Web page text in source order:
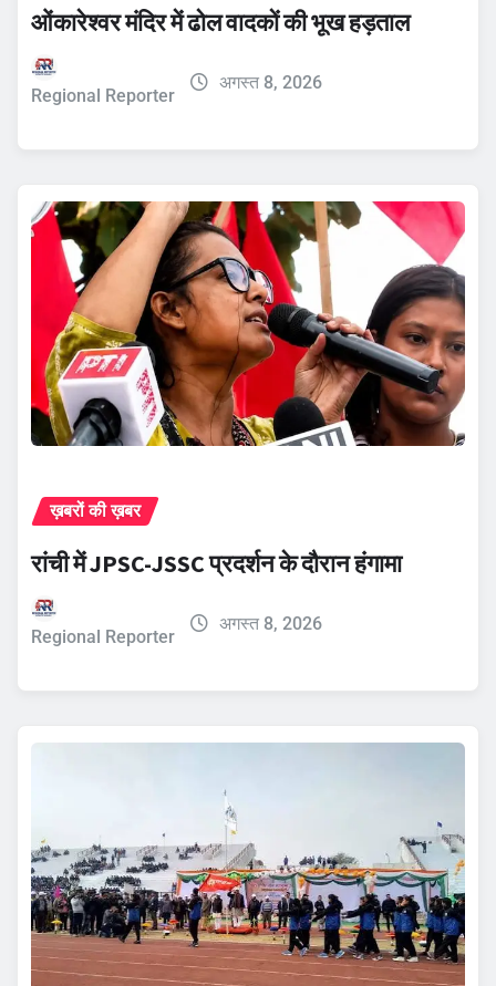
ओंकारेश्वर मंदिर में ढोल वादकों की भूख हड़ताल
Regional Reporter
अगस्त 8, 2026
ख़बरों की ख़बर
रांची में JPSC-JSSC प्रदर्शन के दौरान हंगामा
Regional Reporter
अगस्त 8, 2026